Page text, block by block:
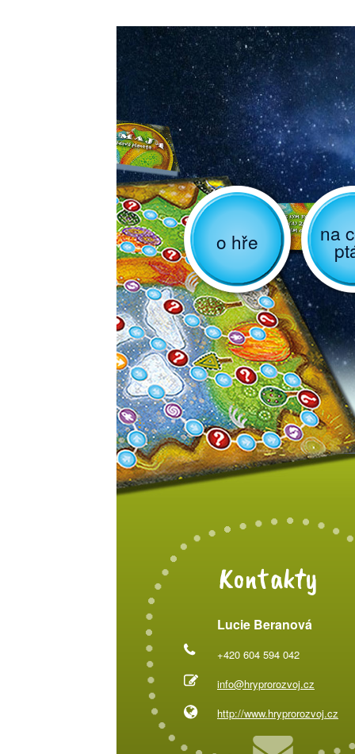
o hře na
Kontakty
Lucie Beranová
+420 604 594 042
info@hryprorozvoj.cz
http://www.hryprorozvoj.cz